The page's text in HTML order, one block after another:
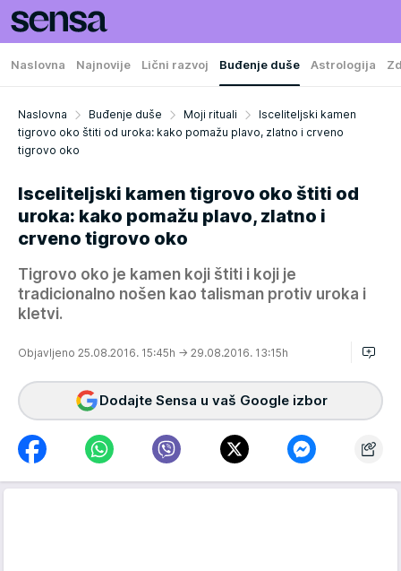
Naslovna Najnovije Lični razvoj Buđenje duše Astrologija
Naslovna Buđenje duše Moji rituali
Isceliteljski kamen
tigrovo oko štiti od uroka: kako pomažu plavo, zlatno i crveno
tigrovo oko
Isceliteljski kamen tigrovo oko štiti od
uroka: kako pomažu plavo, zlatno i
crveno tigrovo oko
Tigrovo oko je kamen koji štiti i koji je
tradicionalno nošen kao talisman protiv uroka i
kletvi.
Objavljeno 25.08.2016. 15:45h → 29.08.2016. 13:15h
Dodajte Sensa u vaš Google izbor